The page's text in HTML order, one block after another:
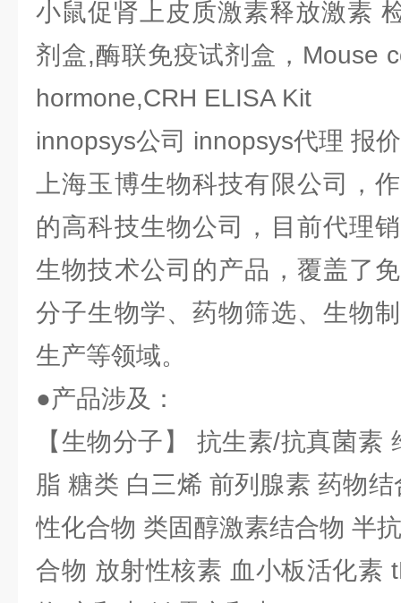
小鼠促肾上皮质激素释放激素
剂盒,酶联免疫试剂盒，Mouse
hormone,CRH ELISA Kit
innopsys公司 innopsys代理 报
上海玉博生物科技有限公司，
的高科技生物公司，目前代理
生物技术公司的产品，覆盖了
分子生物学、药物筛选、生物
生产等领域。
●产品涉及：
【生物分子】 抗生素/抗真菌素
脂 糖类 白三烯 前列腺素 药物
性化合物 类固醇激素结合物 半
合物 放射性核素 血小板活化素